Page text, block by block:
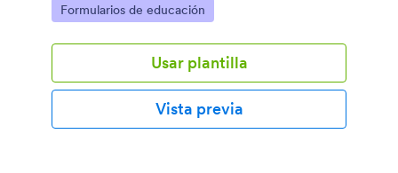
Go to Category:
Formularios de educación
Usar plantilla
Vista previa